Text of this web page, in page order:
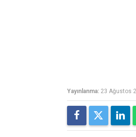
Yayınlanma: 23 Ağustos